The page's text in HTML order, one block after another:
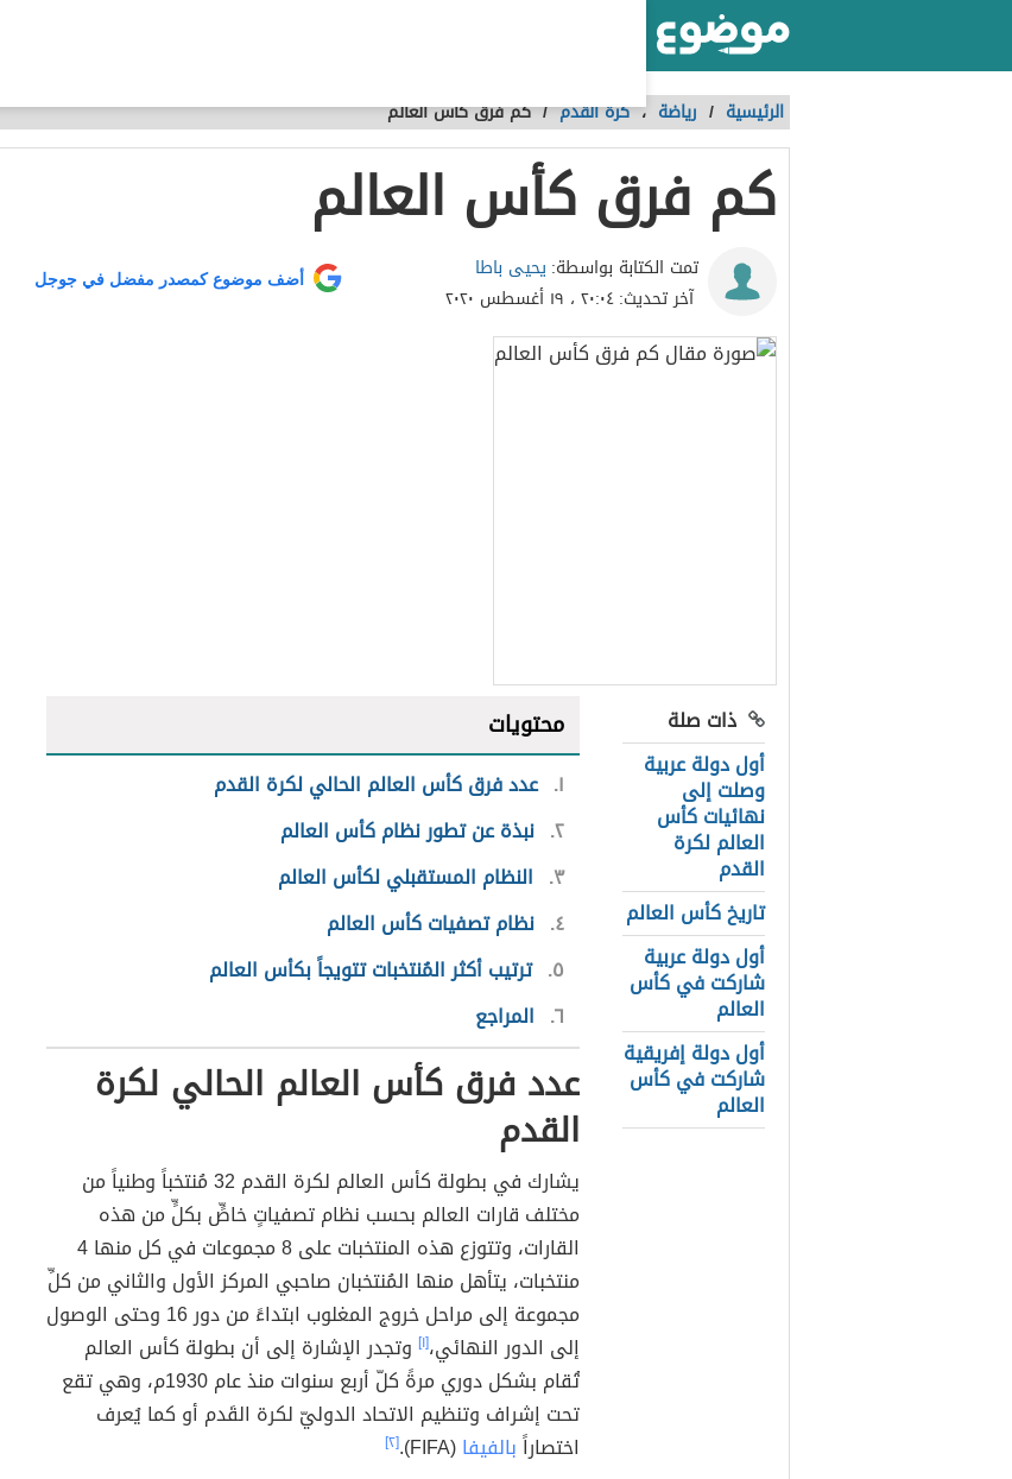
الرئيسية / رياضة ،كرة القدم /كم فرق كأس العالم
كم فرق كأس العالم
تمت الكتابة بواسطة: يحيى باطا
آخر تحديث:٢٠:٠٤ ، ١٩ أغسطس ٢٠٢٠
أضف موضوع كمصدر مفضل في جوجل
ذات صلة
أول دولة عربية
وصلت إلى
نهائيات كأس
العالم لكرة
القدم
تاريخ كأس العالم
أول دولة عربية
شاركت في كأس
العالم
أول دولة إفريقية
شاركت في كأس
العالم
محتويات
١ عدد فرق كأس العالم الحالي لكرة القدم
٢ نبذة عن تطور نظام كأس العالم
٣ النظام المستقبلي لكأس العالم
٤ نظام تصفيات كأس العالم
٥ ترتيب أكثر المُنتخبات تتويجاً بكأس العالم
٦ المراجع
عدد فرق كأس العالم الحالي لكرة
القدم
يشارك في بطولة كأس العالم لكرة القدم 32 مُنتخباً وطنياً من
مختلف قارات العالم بحسب نظام تصفياتٍ خاصٍّ بكلٍّ من هذه
القارات، وتتوزع هذه المنتخبات على 8 مجموعات في كل منها 4
منتخبات، يتأهل منها المُنتخبان صاحبي المركز الأول والثاني من كلِّ
مجموعة إلى مراحل خروج المغلوب ابتداءً من دور 16 وحتى الوصول
إلى الدور النهائي،[١] وتجدر الإشارة إلى أن بطولة كأس العالم
تُقام بشكل دوري مرةً كلّ أربع سنوات منذ عام 1930م، وهي تقع
تحت إشراف وتنظيم الاتحاد الدوليّ لكرة القَدم أو كما يُعرف
اختصاراًبالفيفا(FIFA). [٢]